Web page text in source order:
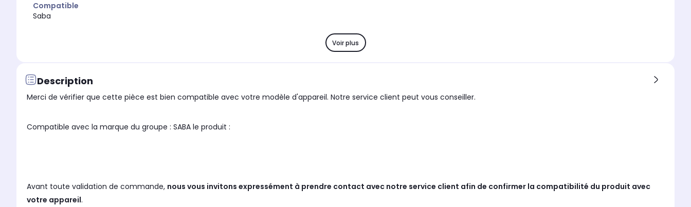
Compatible
Saba
Voir plus
Description
Merci de vérifier que cette pièce est bien compatible avec votre modèle d'appareil. Notre service client peut vous conseiller.
Compatible avec la marque du groupe : SABA le produit :
Avant toute validation de commande, nous vous invitons expressément à prendre contact avec notre service client afin de confirmer la compatibilité du produit avec
votre appareil.